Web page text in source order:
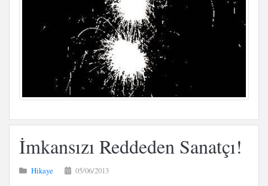
İmkansızı Reddeden Sanatçı!
Hikaye 05/06/2013